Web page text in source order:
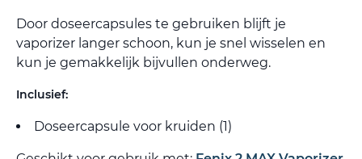
Door doseercapsules te gebruiken blijft je
vaporizer langer schoon, kun je snel wisselen en
kun je gemakkelijk bijvullen onderweg.
Inclusief:
Doseercapsule voor kruiden (1)